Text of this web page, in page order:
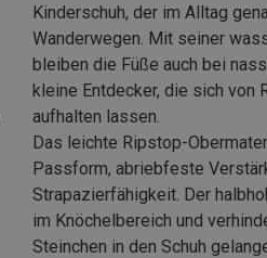
Kinderschuh, der im Alltag
Wanderwegen. Mit seiner
bleiben die Füße auch bei
kleine Entdecker, die sich von
aufhalten lassen.
Das leichte Ripstop-
Passform, abriebfeste
Strapazierfähigkeit. Der
im Knöchelbereich und
Steinchen in den Schuh